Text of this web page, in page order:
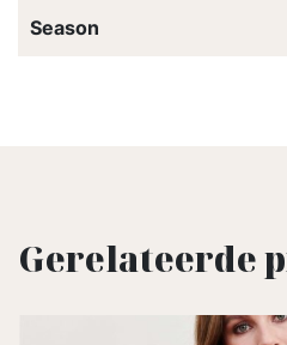
Season
Gerelateerde